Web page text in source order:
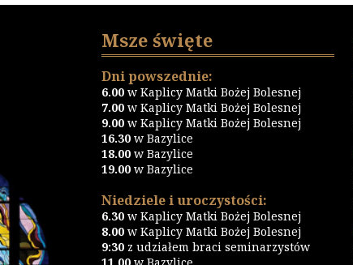
Msze święte
Dni powszednie:
6.00 w Kaplicy Matki Bożej Bolesnej
7.00 w Kaplicy Matki Bożej Bolesnej
9.00 w Kaplicy Matki Bożej Bolesnej
16.30w Bazylice
18.00w Bazylice
19.00w Bazylice
Niedziele i uroczystości:
6.30 w Kaplicy Matki Bożej Bolesnej
8.00 w Kaplicy Matki Bożej Bolesnej
9:30 z udziałem braci seminarzystów